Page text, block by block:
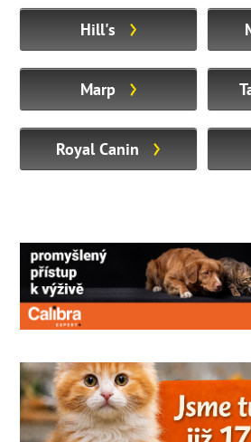
Hill's
Marp
Royal Canin